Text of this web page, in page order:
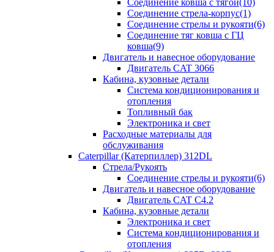
Соединение ковша с тягой(10)
Соединение стрела-корпус(1)
Соединение стрелы и рукояти(6)
Соединение тяг ковша с ГЦ
ковша(9)
Двигатель и навесное оборудование
Двигатель CAT 3066
Кабина, кузовные детали
Система кондиционирования и
отопления
Топливный бак
Электроника и свет
Расходные материалы для
обслуживания
Caterpillar (Катерпиллер) 312DL
Стрела/Рукоять
Соединение стрелы и рукояти(6)
Двигатель и навесное оборудование
Двигатель CAT С4.2
Кабина, кузовные детали
Электроника и свет
Система кондиционирования и
отопления